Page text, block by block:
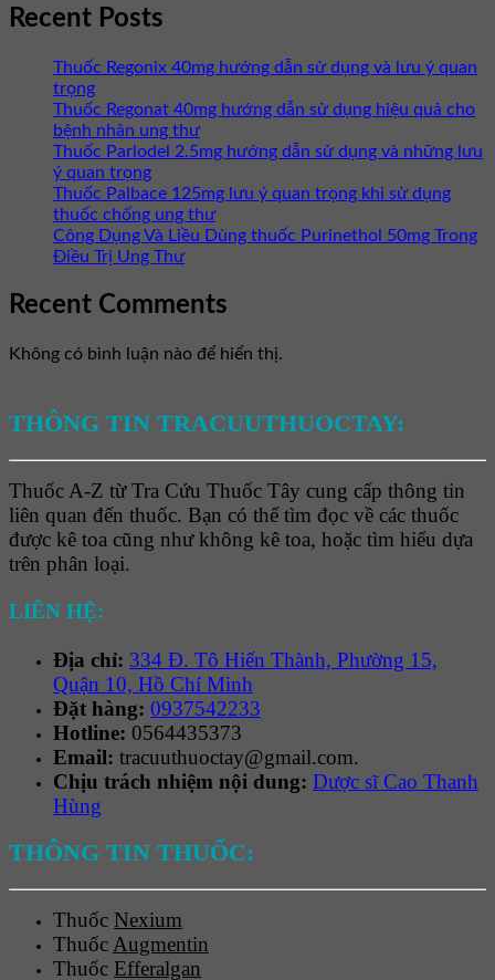
Recent Posts
Thuốc Regonix 40mg hướng dẫn sử dụng và lưu ý quan
trọng
Thuốc Regonat 40mg hướng dẫn sử dụng hiệu quả cho
bệnh nhân ung thư
Thuốc Parlodel 2.5mg hướng dẫn sử dụng và những lưu
ý quan trọng
Thuốc Palbace 125mg lưu ý quan trọng khi sử dụng
thuốc chống ung thư
Công Dụng Và Liều Dùng thuốc Purinethol 50mg Trong
Điều Trị Ung Thư
Recent Comments
Không có bình luận nào để hiển thị.
THÔNG TIN TRACUUTHUOCTAY:
Thuốc A-Z từ Tra Cứu Thuốc Tây cung cấp thông tin
liên quan đến thuốc. Bạn có thể tìm đọc về các thuốc
được kê toa cũng như không kê toa, hoặc tìm hiểu dựa
trên phân loại.
LIÊN HỆ:
Địa chỉ: 334 Đ. Tô Hiến Thành, Phường 15,
Quận 10, Hồ Chí Minh
Đặt hàng: 0937542233
Hotline: 0564435373
Email: tracuuthuoctay@gmail.com.
Chịu trách nhiệm nội dung: Dược sĩ Cao Thanh
Hùng
THÔNG TIN THUỐC:
Thuốc Nexium
Thuốc Augmentin
Thuốc Efferalgan